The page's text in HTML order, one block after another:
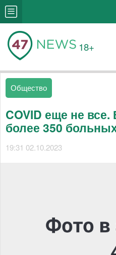
18+
Общество
COVID еще не
более 350
19:31 02.10.2023